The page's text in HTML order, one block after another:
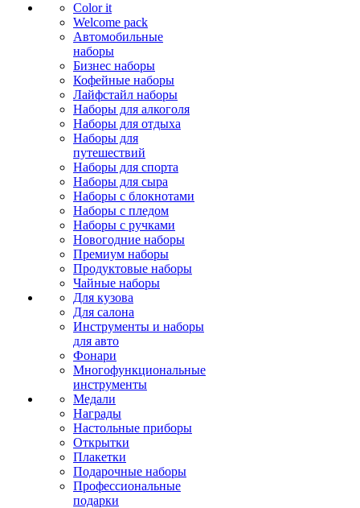
Color it
Welcome pack
Автомобильные
наборы
Бизнес наборы
Кофейные наборы
Лайфстайл наборы
Наборы для алкоголя
Наборы для отдыха
Наборы для
путешествий
Наборы для спорта
Наборы для сыра
Наборы с блокнотами
Наборы с пледом
Наборы с ручками
Новогодние наборы
Премиум наборы
Продуктовые наборы
Чайные наборы
Для кузова
Для салона
Инструменты и наборы
для авто
Фонари
Многофункциональные
инструменты
Медали
Награды
Настольные приборы
Открытки
Плакетки
Подарочные наборы
Профессиональные
подарки